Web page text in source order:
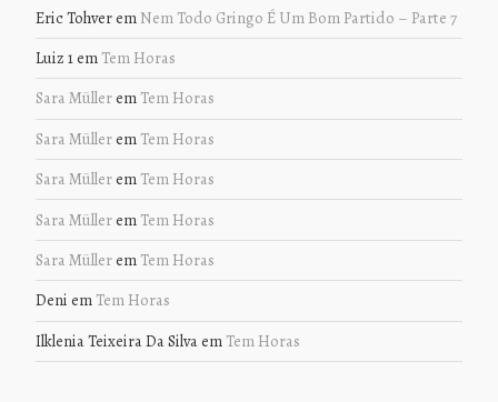
Eric Tohverem Nem Todo Gringo É Um Bom Partido – Parte 7
Luiz 1em Tem Horas
Sara Müllerem Tem Horas
Sara Müllerem Tem Horas
Sara Müllerem Tem Horas
Sara Müllerem Tem Horas
Sara Müllerem Tem Horas
Deni em Tem Horas
Ilklenia Teixeira Da Silvaem Tem Horas